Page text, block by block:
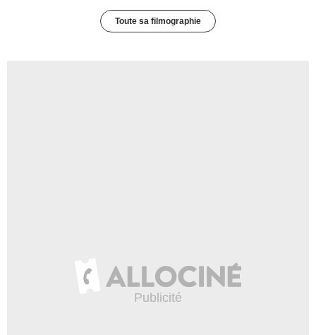
Toute sa filmographie